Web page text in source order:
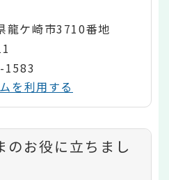
ケ崎市3710番地
1583
を利用する
のお役に立ちまし